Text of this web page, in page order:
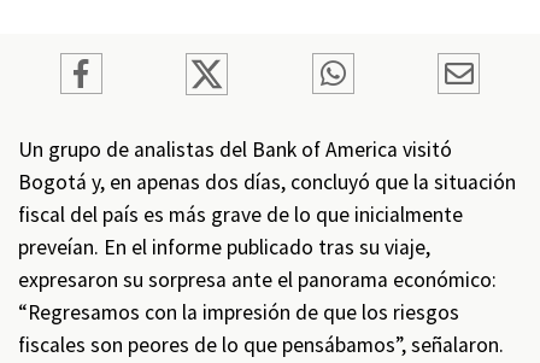
Un grupo de analistas del Bank of America visitó
Bogotá y, en apenas dos días, concluyó que la situación
fiscal del país es más grave de lo que inicialmente
preveían. En el informe publicado tras su viaje,
expresaron su sorpresa ante el panorama económico:
“Regresamos con la impresión de que los riesgos
fiscales son peores de lo que pensábamos”, señalaron.